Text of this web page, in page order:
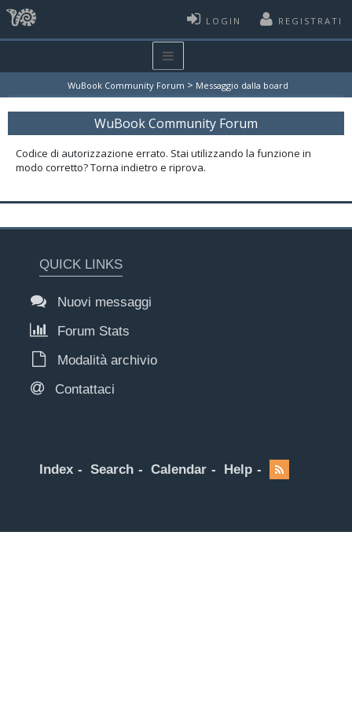
LOGIN REGISTRATI
WuBook Community Forum > Messaggio dalla board
WuBook Community Forum
Codice di autorizzazione errato. Stai utilizzando la funzione in
modo corretto? Torna indietro e riprova.
QUICK LINKS
Nuovi messaggi
Forum Stats
Modalità archivio
Contattaci
Index Search Calendar Help